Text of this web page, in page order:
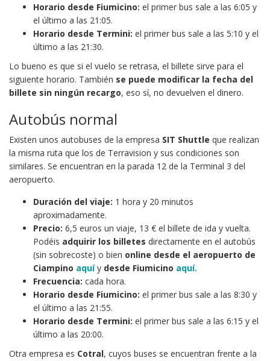
Horario desde Fiumicino: el primer bus sale a las 6:05 y
el último a las 21:05.
Horario desde Termini: el primer bus sale a las 5:10 y el
último a las 21:30.
Lo bueno es que si el vuelo se retrasa, el billete sirve para el
siguiente horario. También se puede modificar la fecha del
billete sin ningún recargo, eso sí, no devuelven el dinero.
Autobús normal
Existen unos autobuses de la empresa SIT Shuttle que realizan
la misma ruta que los de Terravision y sus condiciones son
similares. Se encuentran en la parada 12 de la Terminal 3 del
aeropuerto.
Duración del viaje: 1 hora y 20 minutos
aproximadamente.
Precio: 6,5 euros un viaje, 13 € el billete de ida y vuelta.
Podéis adquirir los billetes directamente en el autobús
(sin sobrecoste) o bien online desde el aeropuerto de
Ciampino aquí y desde Fiumicino aquí.
Frecuencia: cada hora.
Horario desde Fiumicino: el primer bus sale a las 8:30 y
el último a las 21:55.
Horario desde Termini: el primer bus sale a las 6:15 y el
último a las 20:00.
Otra empresa es Cotral, cuyos buses se encuentran frente a la